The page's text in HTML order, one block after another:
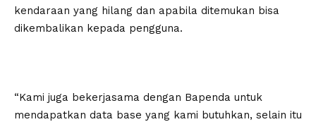
kendaraan yang hilang dan apabila ditemukan bisa
dikembalikan kepada pengguna.
“Kami juga bekerjasama dengan Bapenda untuk
mendapatkan data base yang kami butuhkan, selain itu